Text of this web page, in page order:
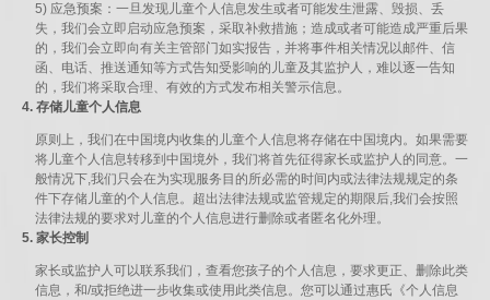
5) 应急预案：一旦发现儿童个人信息发生或者可能发生泄露、毁损、丢
失，我们会立即启动应急预案，采取补救措施；造成或者可能造成严重后果
的，我们会立即向有关主管部门如实报告，并将事件相关情况以邮件、信
函、电话、推送通知等方式告知受影响的儿童及其监护人，难以逐一告知
的，我们将采取合理、有效的方式发布相关警示信息。
4. 存储儿童个人信息
原则上，我们在中国境内收集的儿童个人信息将存储在中国境内。如果需要
将儿童个人信息转移到中国境外，我们将首先征得家长或监护人的同意。一
般情况下,我们只会在为实现服务目的所必需的时间内或法律法规规定的条
件下存储儿童的个人信息。超出法律法规或监管规定的期限后,我们会按照
法律法规的要求对儿童的个人信息进行删除或者匿名化外理。
5. 家长控制
家长或监护人可以联系我们，查看您孩子的个人信息，要求更正、删除此类
信息，和/或拒绝进一步收集或使用此类信息。您可以通过惠氏《个人信息